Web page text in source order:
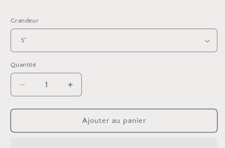
Grandeur
Quantité
Réduire
la
quantité
Boule
Augmenter
la
quantité
Boule
Ajouter au panier